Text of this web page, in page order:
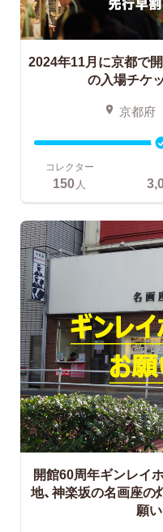
2024年11月に京都で
の入場チケ
京都府
コレクター
150 人
開館60周年ギンレイ
地、神楽坂の名画座の
願